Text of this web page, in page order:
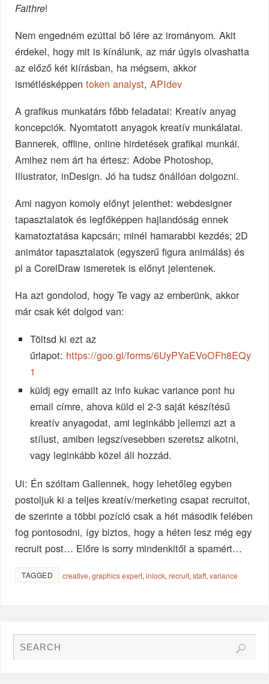
Faithre!
Nem engedném ezúttal bő lére az irományom. Akit
érdekel, hogy mit is kínálunk, az már úgyis olvashatta
az előző két kiírásban, ha mégsem, akkor
ismétlésképpentoken analyst,APIdev
A grafikus munkatárs főbb feladatai: Kreatív anyag
koncepciók. Nyomtatott anyagok kreatív munkálatai.
Bannerek, offline, online hirdetések grafikai munkái.
Amihez nem árt ha értesz: Adobe Photoshop,
Illustrator, inDesign. Jó ha tudsz önállóan dolgozni.
Ami nagyon komoly előnyt jelenthet: webdesigner
tapasztalatok és legfőképpen hajlandóság ennek
kamatoztatása kapcsán; minél hamarabbi kezdés; 2D
animátor tapasztalatok (egyszerű figura animálás) és
pl a CorelDraw ismeretek is előnyt jelentenek.
Ha azt gondolod, hogy Te vagy az emberünk, akkor
már csak két dolgod van:
Töltsd ki ezt az
űrlapot: https://goo.gl/forms/6UyPYaEVoOFh8EQy
1
küldj egy emailt az info kukac variance pont hu
email címre, ahova küld el 2-3 saját készítésű
kreatív anyagodat, ami leginkább jellemzi azt a
stílust, amiben legszívesebben szeretsz alkotni,
vagy leginkább közel áll hozzád.
Ui: Én szóltam Gallennek, hogy lehetőleg egyben
postoljuk ki a teljes kreatív/merketing csapat recruitot,
de szerinte a többi pozíció csak a hét második felében
fog pontosodni, így biztos, hogy a héten lesz még egy
recruit post… Előre is sorry mindenkitől a spamért…
TAGGED creative,graphics expert,inlock,recruit,staff,variance